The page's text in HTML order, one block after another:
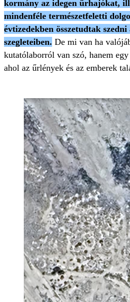
kormány az idegen űrhajókat,
mindenféle természetfeletti
évtizedekben összetudtak
szegleteiben. De mi van ha
kutatólaborról van szó, hanem egy
ahol az űrlények és az emberek